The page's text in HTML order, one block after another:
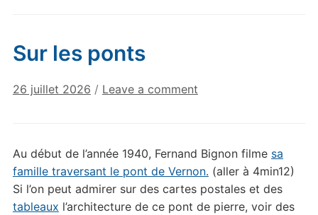
Sur les ponts
26 juillet 2026 / Leave a comment
Au début de l’année 1940, Fernand Bignon filme sa
famille traversant le pont de Vernon. (aller à 4min12)
Si l’on peut admirer sur des cartes postales et des
tableaux l’architecture de ce pont de pierre, voir des